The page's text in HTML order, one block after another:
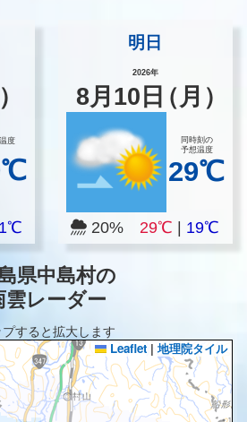
度
明日
2026年
8月 10 日（月）
同時刻の
予想温度
29℃
20% 29℃ 19℃
県中島村の
雲レーダー
プすると拡大します
Leaflet | 地理院タイル